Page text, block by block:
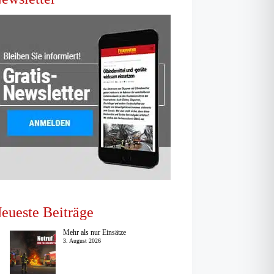
Beiträge
Mehr als nur Einsätze
3. August 2026